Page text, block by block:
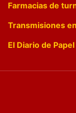
Farmacias de
Transmisiones
El Diario de